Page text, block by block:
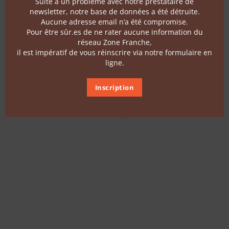
Follow us
Contact
Terms of use
newsletter, notre base de données a été détruite.
Aucune adresse email n’a été compromise.
Pour être sûr.es de ne rater aucune information du
réseau Zone Franche,
il est impératif de vous réinscrire via notre formulaire en
ligne.
Inscription